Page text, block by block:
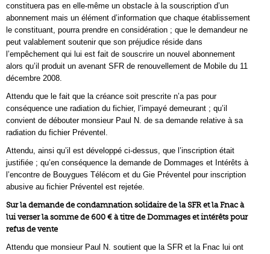
constituera pas en elle-même un obstacle à la souscription d’un
abonnement mais un élément d’information que chaque établissement
le constituant, pourra prendre en considération ; que le demandeur ne
peut valablement soutenir que son préjudice réside dans
l’empêchement qui lui est fait de souscrire un nouvel abonnement
alors qu’il produit un avenant SFR de renouvellement de Mobile du 11
décembre 2008.
Attendu que le fait que la créance soit prescrite n’a pas pour
conséquence une radiation du fichier, l’impayé demeurant ; qu’il
convient de débouter monsieur Paul N. de sa demande relative à sa
radiation du fichier Préventel.
Attendu, ainsi qu’il est développé ci-dessus, que l’inscription était
justifiée ; qu’en conséquence la demande de Dommages et Intérêts à
l’encontre de Bouygues Télécom et du Gie Préventel pour inscription
abusive au fichier Préventel est rejetée.
Sur la demande de condamnation solidaire de la SFR et la Fnac à
lui verser la somme de 600 € à titre de Dommages et intérêts pour
refus de vente
Attendu que monsieur Paul N. soutient que la SFR et la Fnac lui ont